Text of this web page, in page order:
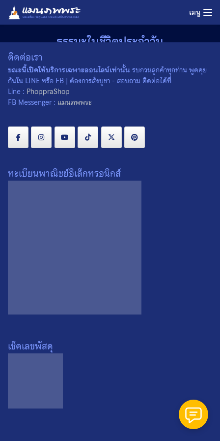
Skip
เมนู
ธรรมะในชีวิตประจำวัน
ธรรมะในชีวิตประจำวัน
09/09/2022 admin ธรรมะในชีวิตประจำวัน,มุมธรรมะ
ติดต่อเรา
ขณะนี้เปิดให้บริการเฉพาะออนไลน์เท่านั้น รบกวนลูกค้าทุกท่าน พูดคุย
กันใน LINE หรือ FB | ต้องการสั่งบูชา - สอบถาม ติดต่อได้ที่
Line : PhoppraShop
FB Messenger : แมนภพพระ
ทะเบียนพาณิชย์อิเล็กทรอนิกส์
เช็คเลขพัสดุ